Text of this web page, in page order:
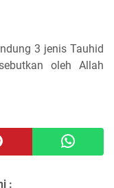
3 jenis Tauhid
oleh Allah
: